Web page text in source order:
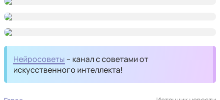
Нейросоветы – канал с советами от
искусственного интеллекта!